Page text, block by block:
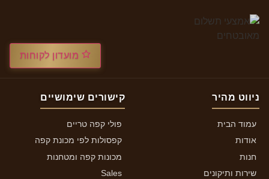
ניווט מהיר
עמוד הבית
אודות
חנות
שירות ותיקונים
קישורים שימושיים
פולי קפה טריים
קפסולות לפי מכונת קפה
מכונות קפה ומטחנות
Sales